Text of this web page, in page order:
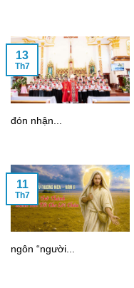
đón nhận...
13
Th7
ngôn “người...
11
Th7